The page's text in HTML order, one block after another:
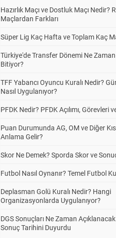
Hazırlık Maçı ve Dostluk Maçı Nedir?
Maçlardan Farkları
Süper Lig Kaç Hafta ve Toplam Kaç
Türkiye'de Transfer Dönemi Ne Zaman
Bitiyor?
TFF Yabancı Oyuncu Kuralı Nedir?
Nasıl Uygulanıyor?
PFDK Nedir? PFDK Açılımı, Görevleri
Puan Durumunda AG, OM ve Diğer
Anlama Gelir?
Skor Ne Demek? Sporda Skor ve
Futbol Nasıl Oynanır? Temel Futbol
Deplasman Golü Kuralı Nedir? Hangi
Organizasyonlarda Uygulanıyor?
DGS Sonuçları Ne Zaman
Sonuç Tarihini Duyurdu